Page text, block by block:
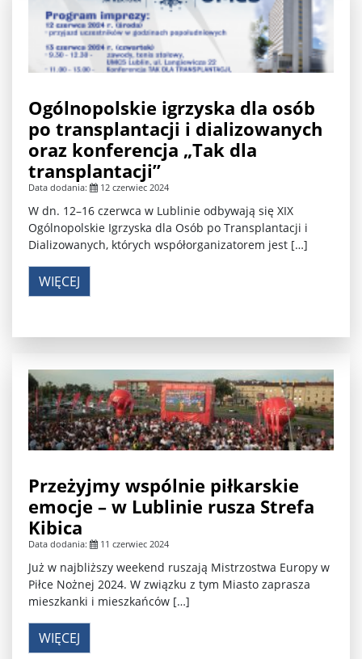
Ogólnopolskie igrzyska dla osób
po transplantacji i dializowanych
oraz konferencja „Tak dla
transplantacji”
Data dodania: 12 czerwiec 2024
W dn. 12–16 czerwca w Lublinie odbywają się XIX
Ogólnopolskie Igrzyska dla Osób po Transplantacji i
Dializowanych, których współorganizatorem jest […]
WIĘCEJ
Przeżyjmy wspólnie piłkarskie
emocje – w Lublinie rusza Strefa
Kibica
Data dodania: 11 czerwiec 2024
Już w najbliższy weekend ruszają Mistrzostwa Europy w
Piłce Nożnej 2024. W związku z tym Miasto zaprasza
mieszkanki i mieszkańców […]
WIĘCEJ